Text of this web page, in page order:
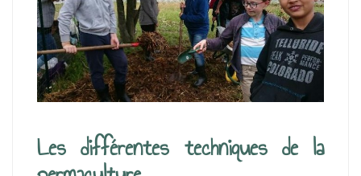
Les différentes techniques de la